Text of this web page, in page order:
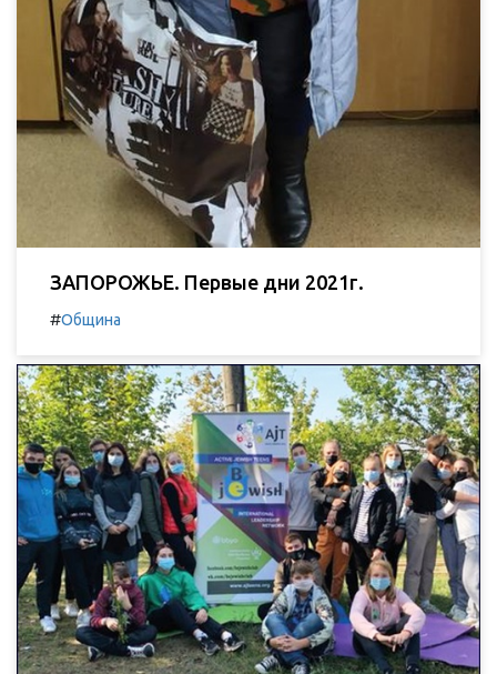
ЗАПОРОЖЬЕ. Первые дни 2021г.
#Община